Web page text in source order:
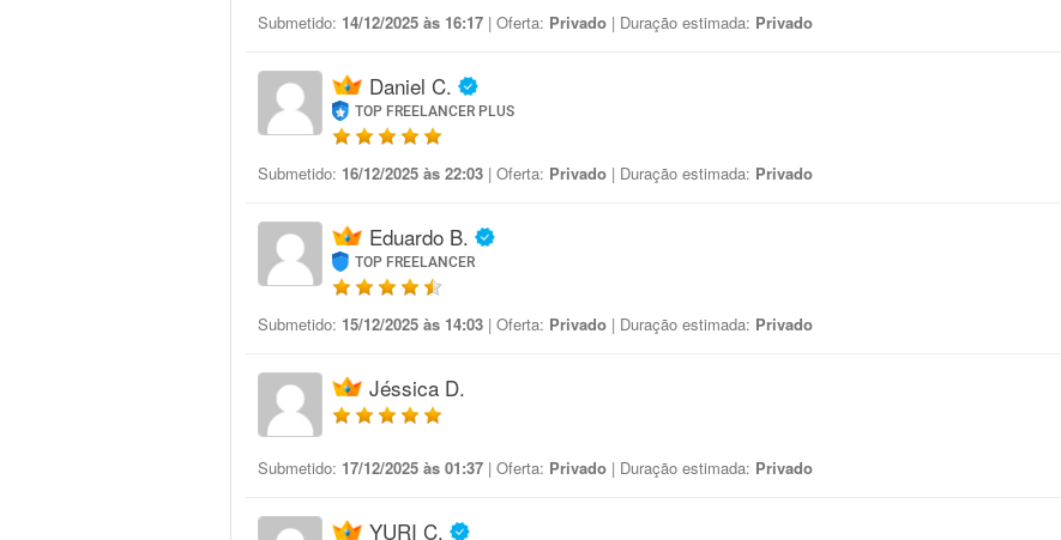
Submetido: 14/12/2025 às 16:17 | Oferta: Privado | Duração estimada: Privado
Daniel C.
TOP FREELANCER PLUS
Submetido: 16/12/2025 às 22:03 | Oferta: Privado | Duração estimada: Privado
Eduardo B.
TOP FREELANCER
Submetido: 15/12/2025 às 14:03 | Oferta: Privado | Duração estimada: Privado
Jéssica D.
Submetido: 17/12/2025 às 01:37 | Oferta: Privado | Duração estimada: Privado
YURI C.